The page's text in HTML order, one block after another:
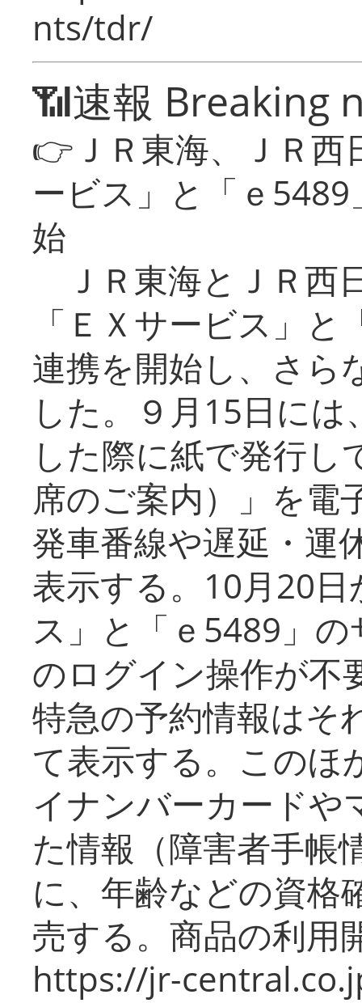
nts/tdr/
📶速報 Breaking
👉ＪＲ東海、ＪＲ
ービス」と「ｅ
始
ＪＲ東海とＪＲ西
「ＥＸサービス」
連携を開始し、さら
した。９月15日に
した際に紙で発行し
席のご案内）」を電
発車番線や遅延・運
表示する。10月20
ス」と「ｅ5489」
のログイン操作が不
特急の予約情報はそ
て表示する。このほ
イナンバーカードや
た情報（障害者手帳
に、年齢などの資格
売する。商品の利用
https://jr-